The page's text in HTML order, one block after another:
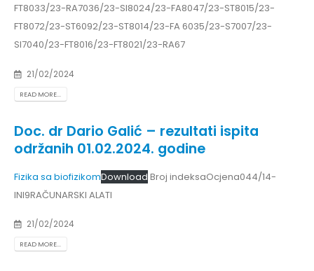
FT8033/23-RA7036/23-SI8024/23-FA8047/23-ST8015/23-
FT8072/23-ST6092/23-ST8014/23-FA 6035/23-S7007/23-
SI7040/23-FT8016/23-FT8021/23-RA67
21/02/2024
READ MORE...
Doc. dr Dario Galić – rezultati ispita
održanih 01.02.2024. godine
Fizika sa biofizikomDownload Broj indeksaOcjena044/14-
INI9RAČUNARSKI ALATI
21/02/2024
READ MORE...